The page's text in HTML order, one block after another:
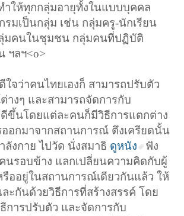
ำให้ทุกกลุ่มอายุทั้งในแบบบุคคล
มเป็นกลุ่ม เช่น กลุ่มครู-นักเรียน
ลุ่มคนในชุมชน กลุ่มคนที่ปฏิบัติ
ฯลฯ<o>
ใจว่าคนไทยเองก็ สามารถปรับตัว
างๆ และสามารถจัดการกับ
ดีขึ้นโดยแต่ละคนก็มีวิธีการแตกต่าง
ออกมาจากสถานการณ์ ตึงเครียดนั้น
ลังกาย ไปวัด นั่งสมาธิ ดูหนัง
ฟัง
นรอบข้าง แลกเปลี่ยนความคิดกับผู้
ออยู่ในสถานการณ์เดียวกันแล้ว ให้
ะกันด้วยวิธีการที่สร้างสรรค์ โดย
การปรับตัว และจัดการกับ